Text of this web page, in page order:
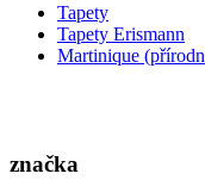
Tapety
Tapety Erismann
Martinique
značka